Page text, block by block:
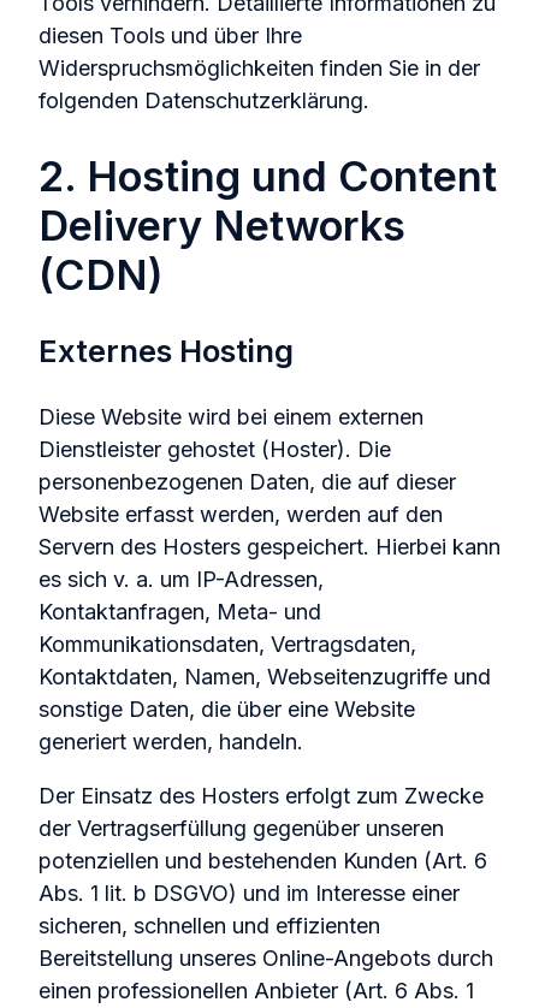
diesen Tools und über Ihre
Widerspruchsmöglichkeiten finden Sie in der
folgenden Datenschutzerklärung.
2. Hosting und Content
Delivery Networks
(CDN)
Externes Hosting
Diese Website wird bei einem externen
Dienstleister gehostet (Hoster). Die
personenbezogenen Daten, die auf dieser
Website erfasst werden, werden auf den
Servern des Hosters gespeichert. Hierbei kann
es sich v. a. um IP-Adressen,
Kontaktanfragen, Meta- und
Kommunikationsdaten, Vertragsdaten,
Kontaktdaten, Namen, Webseitenzugriffe und
sonstige Daten, die über eine Website
generiert werden, handeln.
Der Einsatz des Hosters erfolgt zum Zwecke
der Vertragserfüllung gegenüber unseren
potenziellen und bestehenden Kunden (Art. 6
Abs. 1 lit. b DSGVO) und im Interesse einer
sicheren, schnellen und effizienten
Bereitstellung unseres Online-Angebots durch
einen professionellen Anbieter (Art. 6 Abs. 1